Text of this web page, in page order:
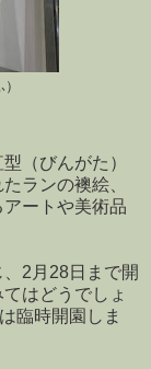
（びんがた）
ランの襖絵、
ートや美術品
2月28日まで開
はどうでしょ
臨時開園しま